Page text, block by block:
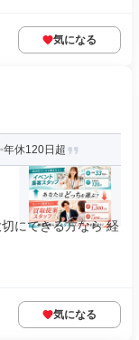
気になる
年休120日超
にできる方なら 経
気になる